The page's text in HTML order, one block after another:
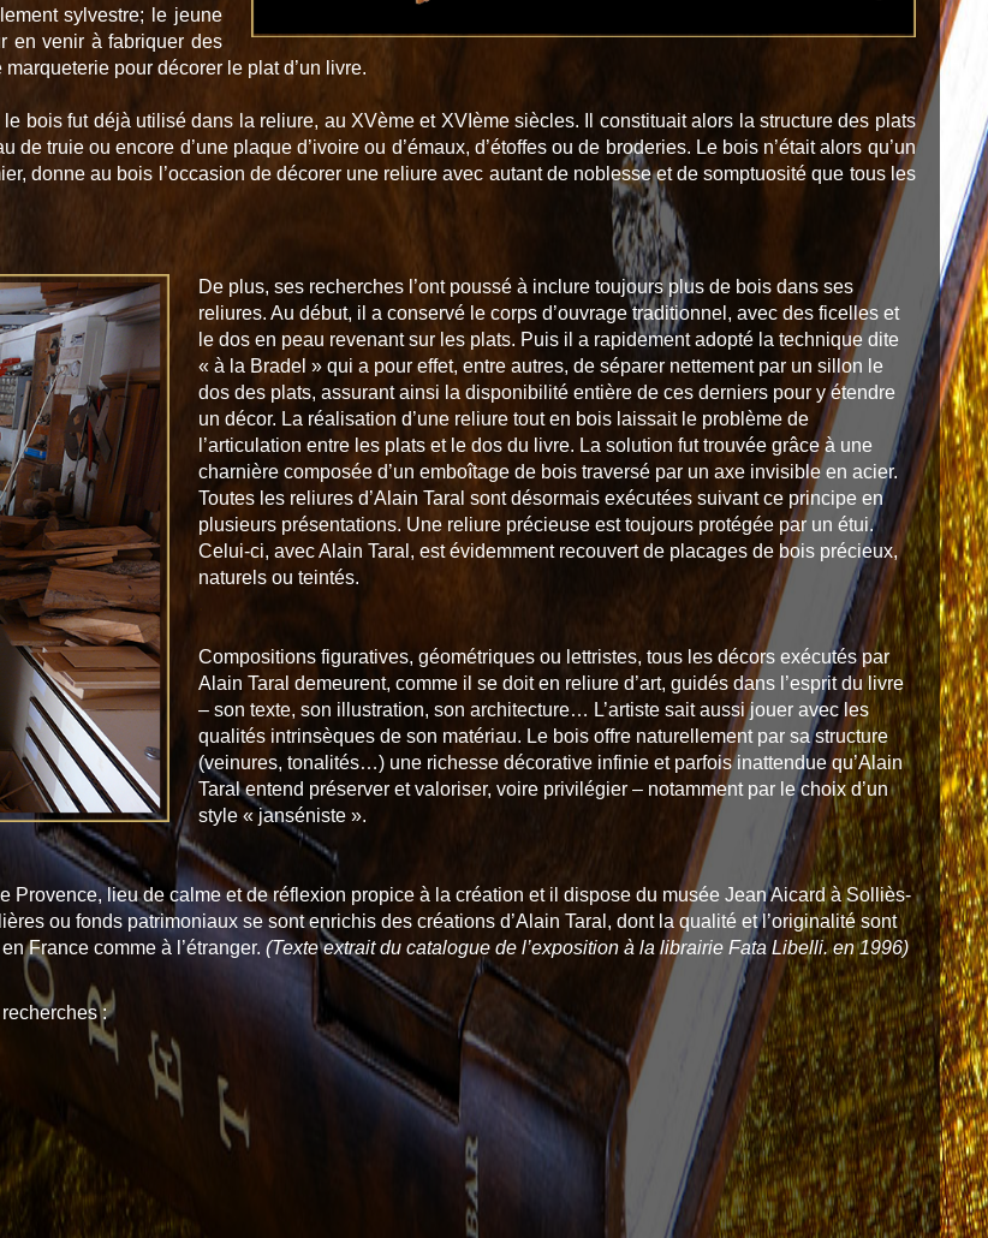
sylvestre; le jeune
en venir à fabriquer des
pour décorer le plat d’un livre.
bois fut déjà utilisé dans la reliure, au XVème et XVIème siècles. Il constituait alors la structure des plats
truie ou encore d’une plaque d’ivoire ou d’émaux, d’étoffes ou de broderies. Le bois n’était alors qu’un
donne au bois l’occasion de décorer une reliure avec autant de noblesse et de somptuosité que tous les
De plus, ses recherches l’ont poussé à inclure toujours plus de bois dans ses
reliures. Au début, il a conservé le corps d’ouvrage traditionnel, avec des ficelles et
le dos en peau revenant sur les plats. Puis il a rapidement adopté la technique dite
« à la Bradel » qui a pour effet, entre autres, de séparer nettement par un sillon le
dos des plats, assurant ainsi la disponibilité entière de ces derniers pour y étendre
un décor. La réalisation d’une reliure tout en bois laissait le problème de
l’articulation entre les plats et le dos du livre. La solution fut trouvée grâce à une
charnière composée d’un emboîtage de bois traversé par un axe invisible en acier.
Toutes les reliures d’Alain Taral sont désormais exécutées suivant ce principe en
plusieurs présentations. Une reliure précieuse est toujours protégée par un étui.
Celui-ci, avec Alain Taral, est évidemment recouvert de placages de bois précieux,
naturels ou teintés.
Compositions figuratives, géométriques ou lettristes, tous les décors exécutés par
Alain Taral demeurent, comme il se doit en reliure d’art, guidés dans l’esprit du livre
– son texte, son illustration, son architecture… L’artiste sait aussi jouer avec les
qualités intrinsèques de son matériau. Le bois offre naturellement par sa structure
(veinures, tonalités…) une richesse décorative infinie et parfois inattendue qu’Alain
Taral entend préserver et valoriser, voire privilégier – notamment par le choix d’un
style « janséniste ».
Provence, lieu de calme et de réflexion propice à la création et il dispose du musée Jean Aicard à Solliès-
ou fonds patrimoniaux se sont enrichis des créations d’Alain Taral, dont la qualité et l’originalité sont
France comme à l’étranger.(Texte extrait du catalogue de l’exposition à la librairie Fata Libelli. en 1996)
: